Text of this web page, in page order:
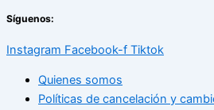
Síguenos:
Instagram Facebook-f Tiktok
Quienes somos
Políticas de cancelación y